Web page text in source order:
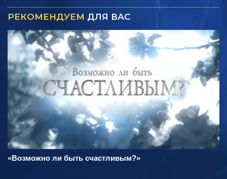
РЕКОМЕНДУЕМ ДЛЯ ВАС
«Возможно ли быть счастливым?»